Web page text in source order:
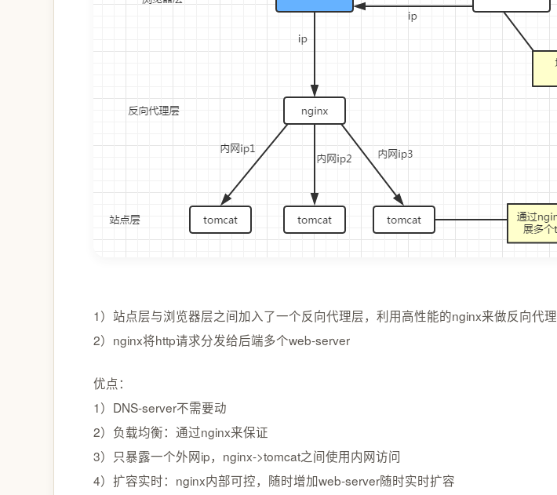
1）站点层与浏览器层之间加入了一个反向代理层，利用高性能的nginx来做反向代理
2）nginx将http请求分发给后端多个web-server
优点：
1）DNS-server不需要动
2）负载均衡：通过nginx来保证
3）只暴露一个外网ip，nginx->tomcat之间使用内网访问
4）扩容实时：nginx内部可控，随时增加web-server随时实时扩容